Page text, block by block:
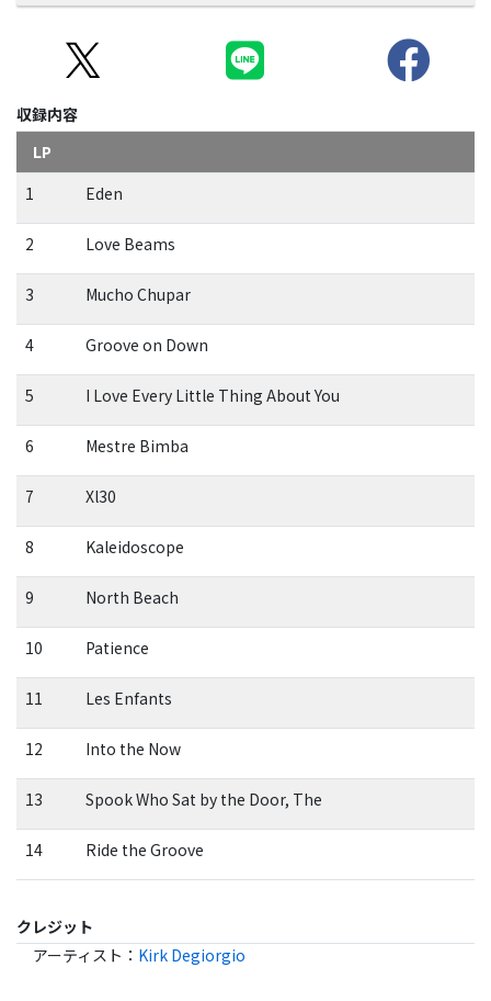
収録内容
LP
1
Eden
2 Love Beams
3 Mucho Chupar
4 Groove on Down
5 I Love Every Little Thing About You
6 Mestre Bimba
7 Xl30
8 Kaleidoscope
9 North Beach
10 Patience
11 Les Enfants
12 Into the Now
13 Spook Who Sat by the Door, The
14 Ride the Groove
クレジット
アーティスト ： Kirk Degiorgio